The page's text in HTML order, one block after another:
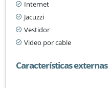
Internet
Jacuzzi
Vestidor
Video por cable
Características externas